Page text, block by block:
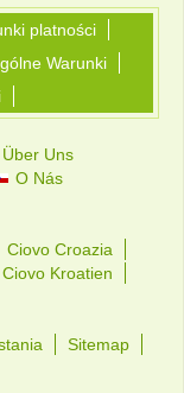
platności
Warunki
Über Uns
O Nás
Ciovo Croazia
Ciovo Kroatien
Sitemap